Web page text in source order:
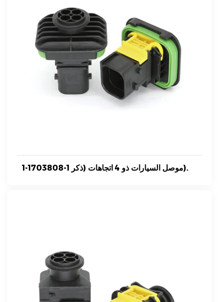
1-1703808-1 موصل السيارات ذو 4 اتجاهات (ذكر).